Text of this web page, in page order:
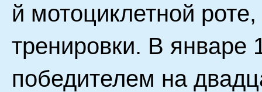
й мотоциклетной
тренировки. В январе
победителем на